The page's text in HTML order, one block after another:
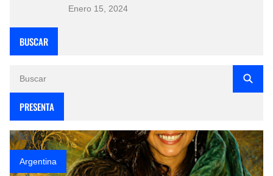
Enero 15, 2024
BUSCAR
PRESENTA
Argentina